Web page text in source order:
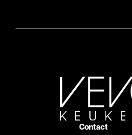
Contact